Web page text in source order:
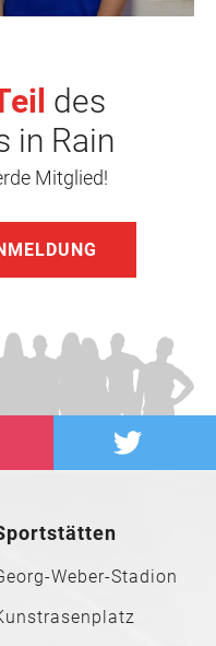
des
in Rain
Mitglied!
Weber-Stadion